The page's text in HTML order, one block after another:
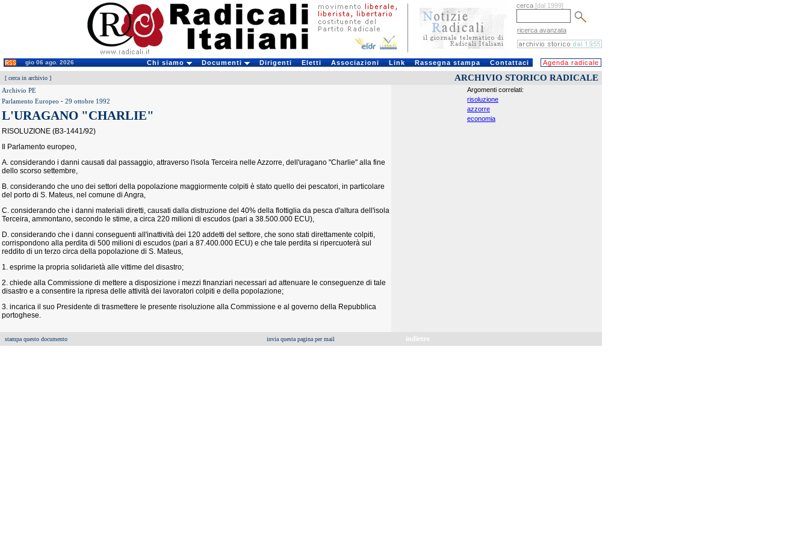
cerca [dal 1999]
ricerca avanzata
gio 06 ago. 2026 Chi siamo Documenti Dirigenti Eletti Associazioni Link Rassegna stampa Contattaci Agenda radicale
[ cerca in archivio ] ARCHIVIO STORICO RADICALE
Archivio PE
Parlamento Europeo - 29 ottobre 1992
L'URAGANO "CHARLIE"
RISOLUZIONE (B3-1441/92)
Il Parlamento europeo,
A. considerando i danni causati dal passaggio, attraverso l'isola Terceira nelle Azzorre, dell'uragano "Charlie" alla fine
dello scorso settembre,
B. considerando che uno dei settori della popolazione maggiormente colpiti è stato quello dei pescatori, in particolare
del porto di S. Mateus, nel comune di Angra,
C. considerando che i danni materiali diretti, causati dalla distruzione del 40% della flottiglia da pesca d'altura dell'isola
Terceira, ammontano, secondo le stime, a circa 220 milioni di escudos (pari a 38.500.000 ECU),
D. considerando che i danni conseguenti all'inattività dei 120 addetti del settore, che sono stati direttamente colpiti,
corrispondono alla perdita di 500 milioni di escudos (pari a 87.400.000 ECU) e che tale perdita si ripercuoterà sul
reddito di un terzo circa della popolazione di S. Mateus,
1. esprime la propria solidarietà alle vittime del disastro;
2. chiede alla Commissione di mettere a disposizione i mezzi finanziari necessari ad attenuare le conseguenze di tale
disastro e a consentire la ripresa delle attività dei lavoratori colpiti e della popolazione;
3. incarica il suo Presidente di trasmettere le presente risoluzione alla Commissione e al governo della Repubblica
portoghese.
Argomenti correlati:
risoluzione
azzorre
economia
stampa questo documento invia questa pagina per mail indietro